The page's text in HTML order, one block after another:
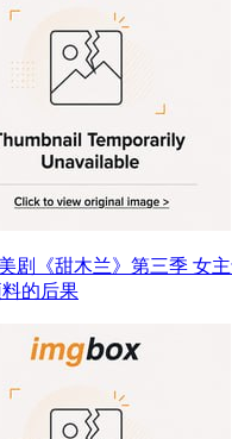
剧《甜木兰》第三季 女
的后果